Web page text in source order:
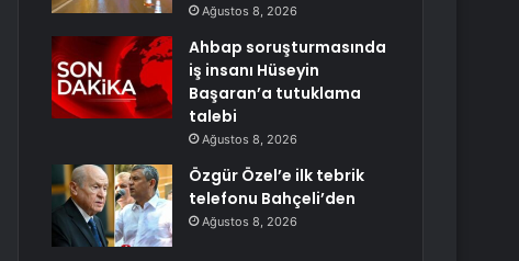
Ağustos 8, 2026
Ahbap soruşturmasında
iş insanı Hüseyin
Başaran’a tutuklama
talebi
Ağustos 8, 2026
Özgür Özel’e ilk tebrik
telefonu Bahçeli’den
Ağustos 8, 2026